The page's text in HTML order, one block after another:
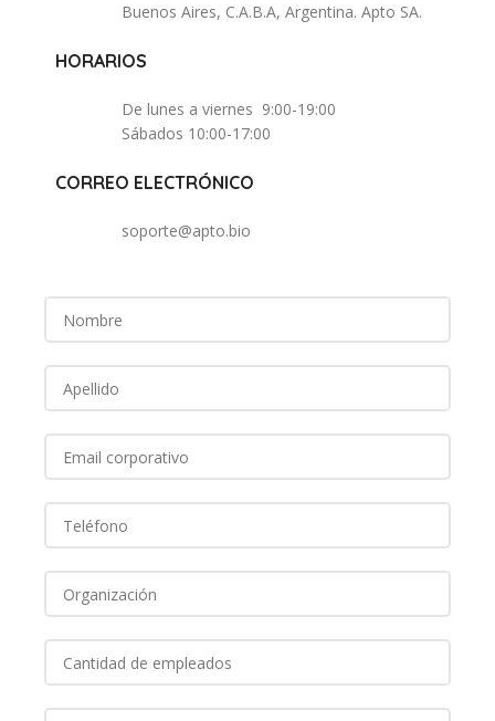
Buenos Aires, C.A.B.A, Argentina. Apto SA.
HORARIOS
De lunes a viernes 9:00-19:00
Sábados 10:00-17:00
CORREO ELECTRÓNICO
soporte@apto.bio